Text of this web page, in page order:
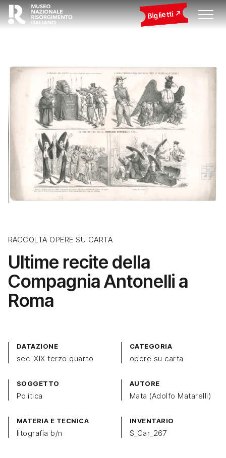
Biglietti
RACCOLTA OPERE SU CARTA
Ultime recite della
Compagnia Antonelli a
Roma
DATAZIONE
sec. XIX terzo quarto
CATEGORIA
opere su carta
SOGGETTO
Politica
AUTORE
Mata (Adolfo Matarelli)
MATERIA E TECNICA
litografia b/n
INVENTARIO
S_Car_267